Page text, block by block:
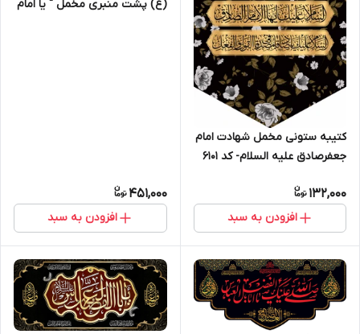
کتیبه ستونی مخمل شهادت امام
جعفرصادق علیه السلام- کد 6101
132,000
افزودن به سبد
(ع) پشت منبری مخمل " یا امام
451,000
افزودن به سبد